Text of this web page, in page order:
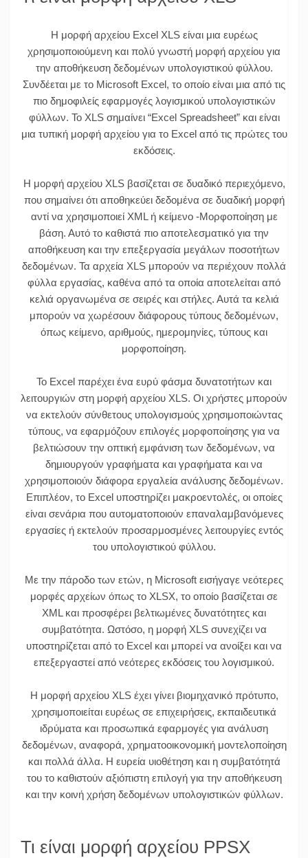
Η μορφή αρχείου Excel XLS είναι μια ευρέως
χρησιμοποιούμενη και πολύ γνωστή μορφή αρχείου για
την αποθήκευση δεδομένων υπολογιστικού φύλλου.
Συνδέεται με το Microsoft Excel, το οποίο είναι μια από τις
πιο δημοφιλείς εφαρμογές λογισμικού υπολογιστικών
φύλλων. Το XLS σημαίνει “Excel Spreadsheet” και είναι
μια τυπική μορφή αρχείου για το Excel από τις πρώτες του
εκδόσεις.
Η μορφή αρχείου XLS βασίζεται σε δυαδικό περιεχόμενο,
που σημαίνει ότι αποθηκεύει δεδομένα σε δυαδική μορφή
αντί να χρησιμοποιεί XML ή κείμενο -Μορφοποίηση με
βάση. Αυτό το καθιστά πιο αποτελεσματικό για την
αποθήκευση και την επεξεργασία μεγάλων ποσοτήτων
δεδομένων. Τα αρχεία XLS μπορούν να περιέχουν πολλά
φύλλα εργασίας, καθένα από τα οποία αποτελείται από
κελιά οργανωμένα σε σειρές και στήλες. Αυτά τα κελιά
μπορούν να χωρέσουν διάφορους τύπους δεδομένων,
όπως κείμενο, αριθμούς, ημερομηνίες, τύπους και
μορφοποίηση.
Το Excel παρέχει ένα ευρύ φάσμα δυνατοτήτων και
λειτουργιών στη μορφή αρχείου XLS. Οι χρήστες μπορούν
να εκτελούν σύνθετους υπολογισμούς χρησιμοποιώντας
τύπους, να εφαρμόζουν επιλογές μορφοποίησης για να
βελτιώσουν την οπτική εμφάνιση των δεδομένων, να
δημιουργούν γραφήματα και γραφήματα και να
χρησιμοποιούν διάφορα εργαλεία ανάλυσης δεδομένων.
Επιπλέον, το Excel υποστηρίζει μακροεντολές, οι οποίες
είναι σενάρια που αυτοματοποιούν επαναλαμβανόμενες
εργασίες ή εκτελούν προσαρμοσμένες λειτουργίες εντός
του υπολογιστικού φύλλου.
Με την πάροδο των ετών, η Microsoft εισήγαγε νεότερες
μορφές αρχείων όπως το XLSX, το οποίο βασίζεται σε
XML και προσφέρει βελτιωμένες δυνατότητες και
συμβατότητα. Ωστόσο, η μορφή XLS συνεχίζει να
υποστηρίζεται από το Excel και μπορεί να ανοίξει και να
επεξεργαστεί από νεότερες εκδόσεις του λογισμικού.
Η μορφή αρχείου XLS έχει γίνει βιομηχανικό πρότυπο,
χρησιμοποιείται ευρέως σε επιχειρήσεις, εκπαιδευτικά
ιδρύματα και προσωπικά εφαρμογές για ανάλυση
δεδομένων, αναφορά, χρηματοοικονομική μοντελοποίηση
και πολλά άλλα. Η ευρεία υιοθέτηση και η συμβατότητά
του το καθιστούν αξιόπιστη επιλογή για την αποθήκευση
και την κοινή χρήση δεδομένων υπολογιστικών φύλλων.
Τι είναι μορφή αρχείου PPSX